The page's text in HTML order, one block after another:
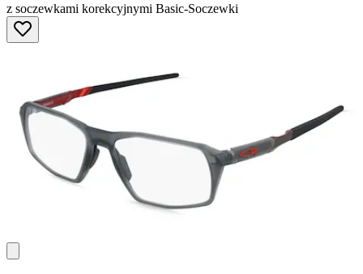
z soczewkami korekcyjnymi Basic-Soczewki